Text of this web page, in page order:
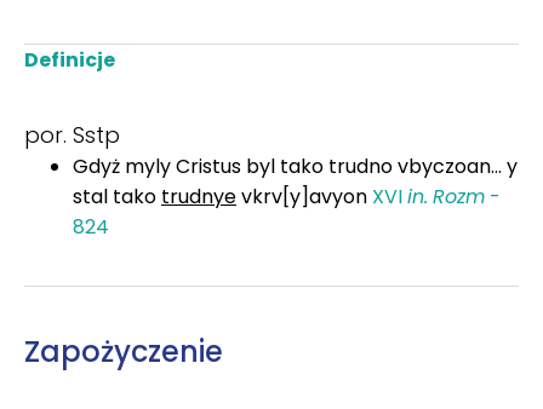
Definicje
por. Sstp
Gdyż myly Cristus byl tako trudno vbyczoan... y
stal tako trudnyevkrv[y]avyon XVIin. Rozm -
824
Zapożyczenie